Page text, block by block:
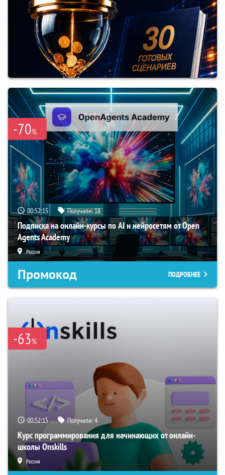
-70%
00:52:14 Получили:18
Подписка на онлайн-курсы по AI и нейросетям от Open
Agents Academy
Россия
Промокод ПОДРОБНЕЕ
-63%
00:52:14 Получили:4
Курс программирования для начинающих от онлайн-
школы Onskills
Россия